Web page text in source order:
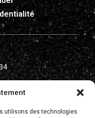
utilisons des technologies
de Québec